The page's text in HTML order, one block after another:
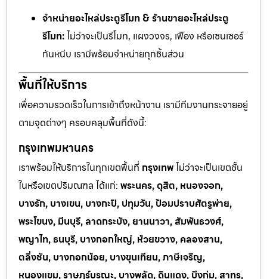
จำหน่ายอะไหล่ประตูรีโมท & ร้านขายอะไหล่ประตู
รีโมท:ไม่ว่าจะเป็นรีโมท, แผงวงจร, เฟือง หรือเซนเซอร์
กันหนีบ เรามีพร้อมจำหน่ายทุกชิ้นส่วน
พื้นที่ให้บริการ
เพื่อความรวดเร็วในการเข้าถึงหน้างาน เรามีทีมงานกระจายอยู่
ตามจุดต่างๆ ครอบคลุมพื้นที่ดังนี้:
กรุงเทพมหานคร
เราพร้อมให้บริการในทุกเขตพื้นที่ กรุงเทพไม่ว่าจะเป็นเขตชั้น
ในหรือเขตปริมณฑล ได้แก่: พระนคร, ดุสิต, หนองจอก,
บางรัก, บางเขน, บางกะปิ, ปทุมวัน, ป้อมปราบศัตรูพ่าย,
พระโขนง, มีนบุรี, ลาดกระบัง, ยานนาวา, สัมพันธวงศ์,
พญาไท, ธนบุรี, บางกอกใหญ่, ห้วยขวาง, คลองสาน,
ตลิ่งชัน, บางกอกน้อย, บางขุนเทียน, ภาษีเจริญ,
หนองแขม, ราษฎร์บูรณะ, บางพลัด, ดินแดง, บึงกุ่ม, สาทร,